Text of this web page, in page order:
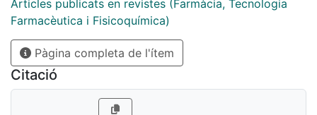
seu moment, completant, d'aquesta manera, el quadre
d'ensenyament.
Articles publicats en revistes (Farmàcia, Tecnologia
Farmacèutica i Fisicoquímica)
Pàgina completa de l'ítem
Citació